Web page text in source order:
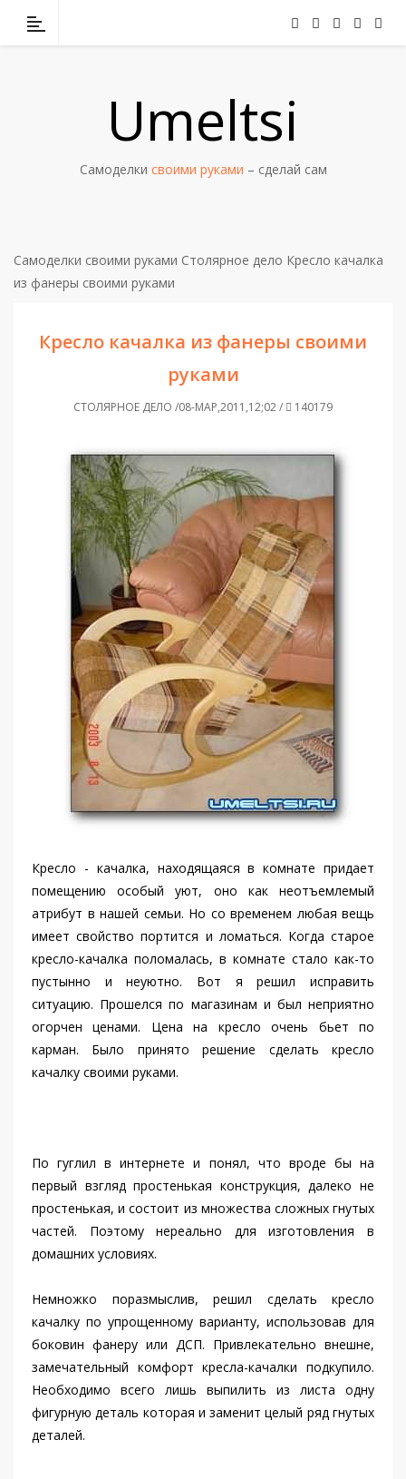
Umeltsi
Самоделки своими руками – сделай сам
Самоделки своими руками Столярное дело Кресло качалка
из фанеры своими руками
Кресло качалка из фанеры своими
руками
СТОЛЯРНОЕ ДЕЛО /08-МАР,2011,12;02 / 140179
Кресло - качалка, находящаяся в комнате придает
помещению особый уют, оно как неотъемлемый
атрибут в нашей семьи. Но со временем любая вещь
имеет свойство портится и ломаться. Когда старое
кресло-качалка поломалась, в комнате стало как-то
пустынно и неуютно. Вот я решил исправить
ситуацию. Прошелся по магазинам и был неприятно
огорчен ценами. Цена на кресло очень бьет по
карман. Было принято решение сделать кресло
качалку своими руками.
По гуглил в интернете и понял, что вроде бы на
первый взгляд простенькая конструкция, далеко не
простенькая, и состоит из множества сложных гнутых
частей. Поэтому нереально для изготовления в
домашних условиях.
Немножко поразмыслив, решил сделать кресло
качалку по упрощенному варианту, использовав для
боковин фанеру или ДСП. Привлекательно внешне,
замечательный комфорт кресла-качалки подкупило.
Необходимо всего лишь выпилить из листа одну
фигурную деталь которая и заменит целый ряд гнутых
деталей.